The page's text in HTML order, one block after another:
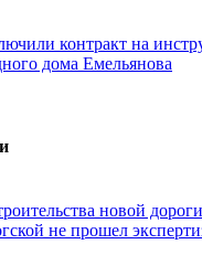
контракт на
дома Емельянова
новой
не прошел